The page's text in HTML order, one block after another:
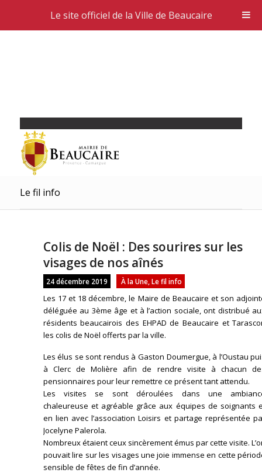
Le fil info
Colis de Noël : Des sourires sur les
visages de nos aînés
24 décembre 2019 À la Une, Le fil info
Les 17 et 18 décembre, le Maire de Beaucaire et son
déléguée au 3ème âge et à l’action sociale, ont distribué
résidents beaucairois des EHPAD de Beaucaire et
les colis de Noël offerts par la ville.
Les élus se sont rendus à Gaston Doumergue, à l’Oustau
à Clerc de Molière afin de rendre visite à chacun
pensionnaires pour leur remettre ce présent tant attendu.
Les visites se sont déroulées dans une
chaleureuse et agréable grâce aux équipes de soignants
en lien avec l’association Loisirs et partage représentée
Jocelyne Palerola.
Nombreux étaient ceux sincèrement émus par cette visite.
pouvait lire sur les visages une joie immense en cette
sensible de fêtes de fin d’année.
Le site officiel de la Ville de Beaucaire